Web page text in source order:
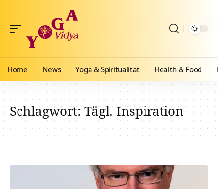
Home News Yoga & Spiritualität Health & Food
Schlagwort:Tägl. Inspiration